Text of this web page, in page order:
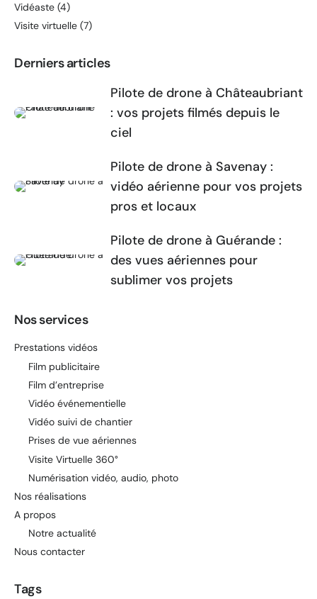
Vidéaste (4)
Visite virtuelle (7)
Derniers articles
Pilote de drone à Châteaubriant
: vos projets filmés depuis le
ciel
Pilote de drone à Savenay :
vidéo aérienne pour vos projets
pros et locaux
Pilote de drone à Guérande :
des vues aériennes pour
sublimer vos projets
Nos services
Prestations vidéos
Film publicitaire
Film d’entreprise
Vidéo événementielle
Vidéo suivi de chantier
Prises de vue aériennes
Visite Virtuelle 360°
Numérisation vidéo, audio, photo
Nos réalisations
A propos
Notre actualité
Nous contacter
Tags